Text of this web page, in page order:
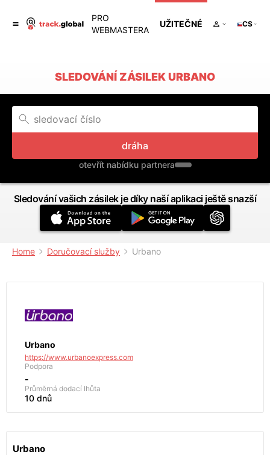
PRO
WEBMASTERA
UŽITEČNÉ CS
SLEDOVÁNÍ ZÁSILEK URBANO
dráha
otevřít nabídku partnera
Sledování vašich zásilek je díky naší aplikaci ještě snazší
Home Doručovací služby Urbano
Urbano
https://www.urbanoexpress.com
Podpora
-
Průměrná dodací lhůta
10 dnů
Urbano